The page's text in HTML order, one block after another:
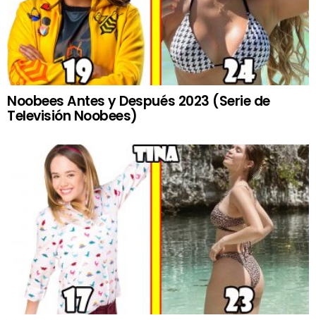
Noobees Antes y Después 2023 (Serie de
Televisión Noobees)